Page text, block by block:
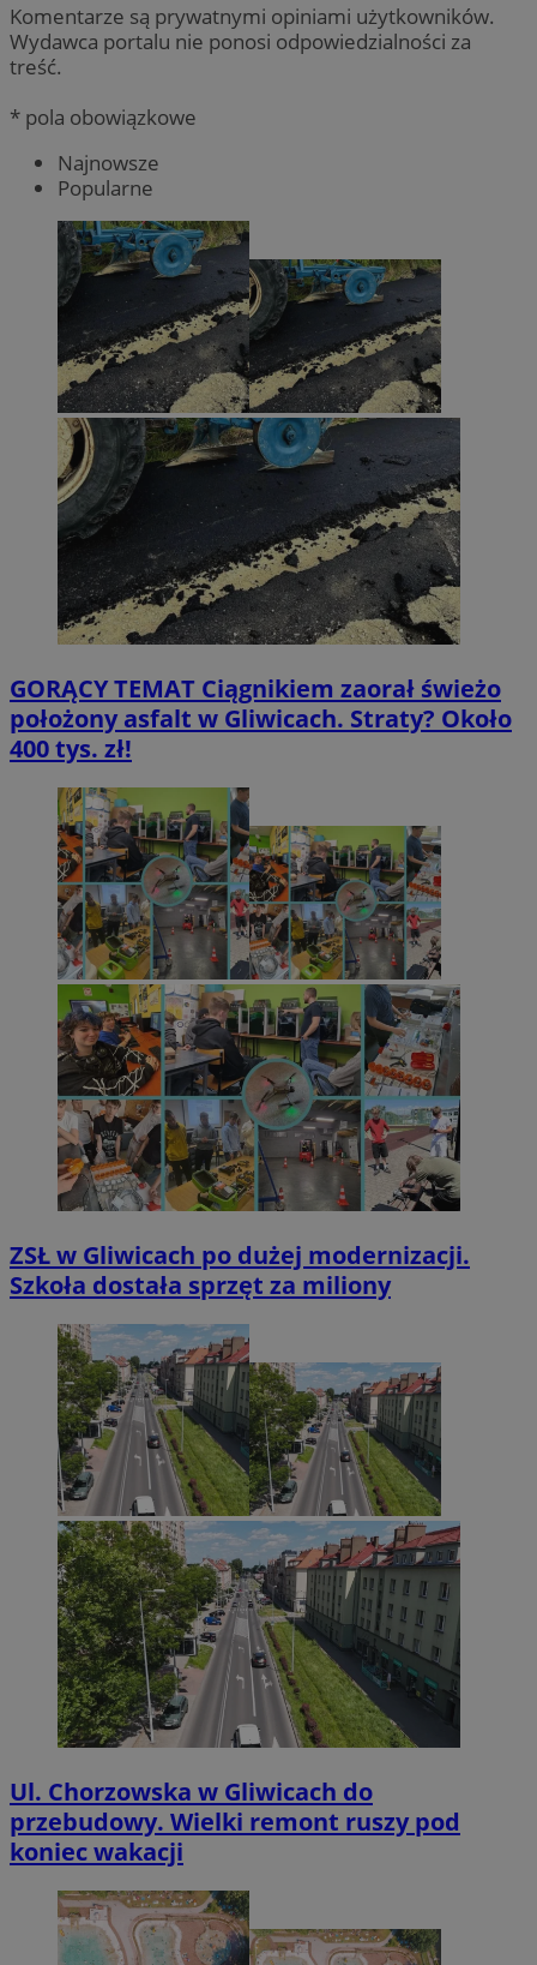
Komentarze są prywatnymi opiniami użytkowników.
Wydawca portalu nie ponosi odpowiedzialności za
treść.
* pola obowiązkowe
Najnowsze
Popularne
GORĄCY TEMAT Ciągnikiem zaorał świeżo
położony asfalt w Gliwicach. Straty? Około
400 tys. zł!
ZSŁ w Gliwicach po dużej modernizacji.
Szkoła dostała sprzęt za miliony
Ul. Chorzowska w Gliwicach do
przebudowy. Wielki remont ruszy pod
koniec wakacji